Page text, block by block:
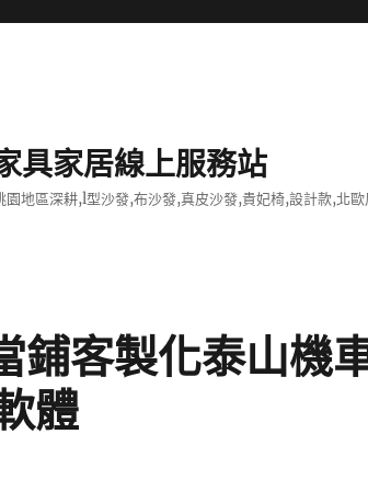
具家居線上服務站
地區深耕,l型沙發,布沙發,真皮沙發,貴妃椅,設計款,北歐
鋪客製化泰山機
體